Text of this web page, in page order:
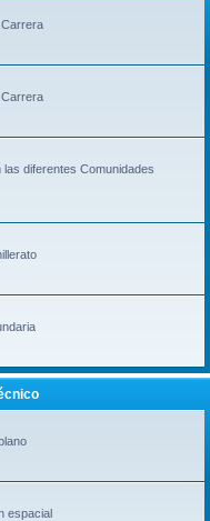
diferentes Comunidades
espacial